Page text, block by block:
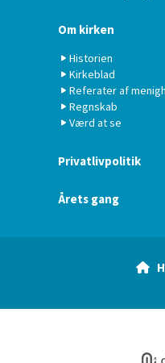
Om kirken
Historien
Kirkeblad
Referater af
Regnskab
Værd at se
Privatlivpolitik
Årets gang
